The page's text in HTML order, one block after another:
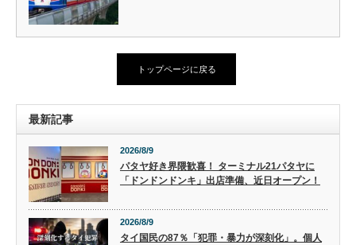
トップページに戻る
最新記事
2026/8/9
パタヤ好き界隈歓喜！ ターミナル21パタヤに
「ドンドンドンキ」出店準備、近日オープン！
2026/8/9
タイ国民の87％「犯罪・暴力が深刻化」。個人